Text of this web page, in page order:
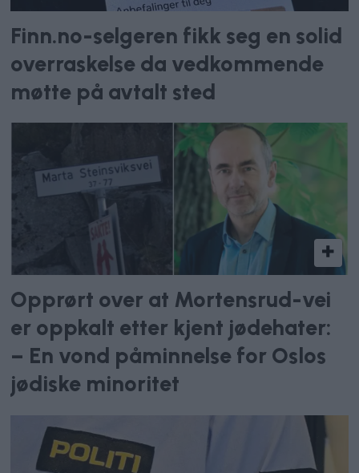
Finn.no-selgeren fikk seg en solid
overraskelse da vedkommende
møtte på avtalt sted
Opprørt over at Mortensrud-vei
er oppkalt etter kjent jødehater:
– En vond påminnelse for Oslos
jødiske minoritet